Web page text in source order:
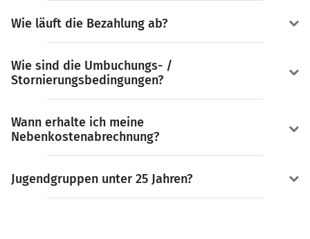
Wie läuft die Bezahlung ab?
Wie sind die Umbuchungs- /
Stornierungsbedingungen?
Wann erhalte ich meine
Nebenkostenabrechnung?
Jugendgruppen unter 25 Jahren?